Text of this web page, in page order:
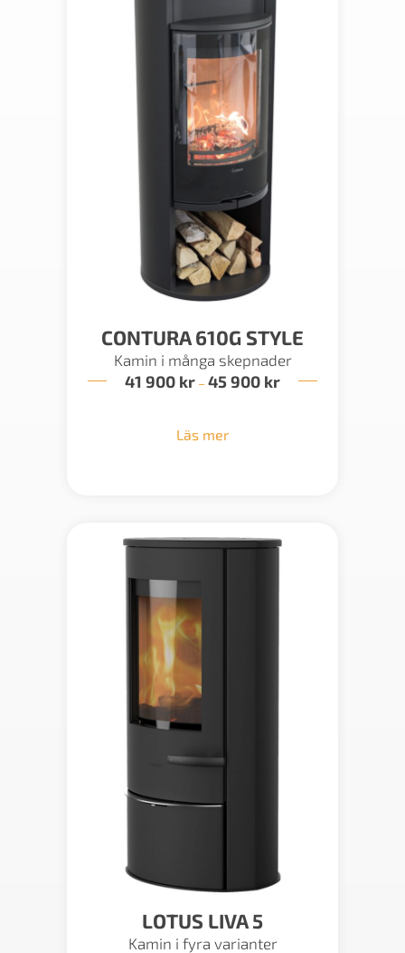
CONTURA 610G STYLE
Kamin i många skepnader
41 900 kr – 45 900 krPrisintervall:
Läs mer
LOTUS LIVA 5
Kamin i fyra varianter